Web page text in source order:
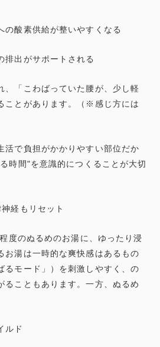
の酸素供給が整いやすくなる
排出がサポートされる
、「こわばっていた腰が、少し軽
ことがあります。（※感じ方には
活で負担がかかりやすい部位だか
時間"を意識的につくることが大切
経もリセット
度のぬるめのお湯に、ゆったり浸
お湯は一時的な爽快感はあるもの
るモード」）を刺激しやすく、の
ることもあります。一方、ぬるめ
ルド